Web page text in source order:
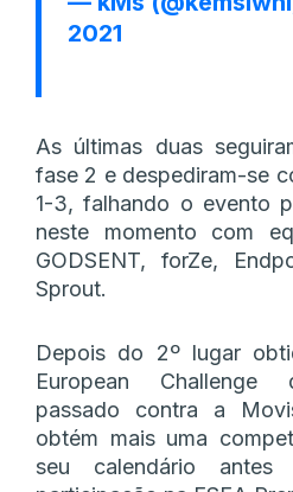
2021
As últimas duas
fase 2 e despediram-se
1-3, falhando o evento
neste momento com
GODSENT, forZe,
Sprout.
Depois do 2º lugar
European Challenge
passado contra a
obtém mais uma
seu calendário